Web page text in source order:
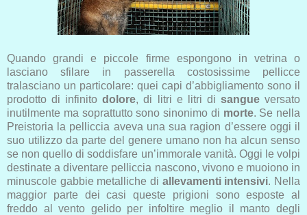
Quando grandi e piccole firme espongono in vetrina o
lasciano sfilare in passerella costosissime pellicce
tralasciano un particolare: quei capi d’abbigliamento sono il
prodotto di infinitodolore, di litri e litri di sangueversato
inutilmente ma soprattutto sono sinonimo di morte. Se nella
Preistoria la pelliccia aveva una sua ragion d’essere oggi il
suo utilizzo da parte del genere umano non ha alcun senso
se non quello di soddisfare un’immorale vanità. Oggi le volpi
destinate a diventare pelliccia nascono, vivono e muoiono in
minuscole gabbie metalliche di allevamenti intensivi. Nella
maggior parte dei casi queste prigioni sono esposte al
freddo al vento gelido per infoltire meglio il manto degli